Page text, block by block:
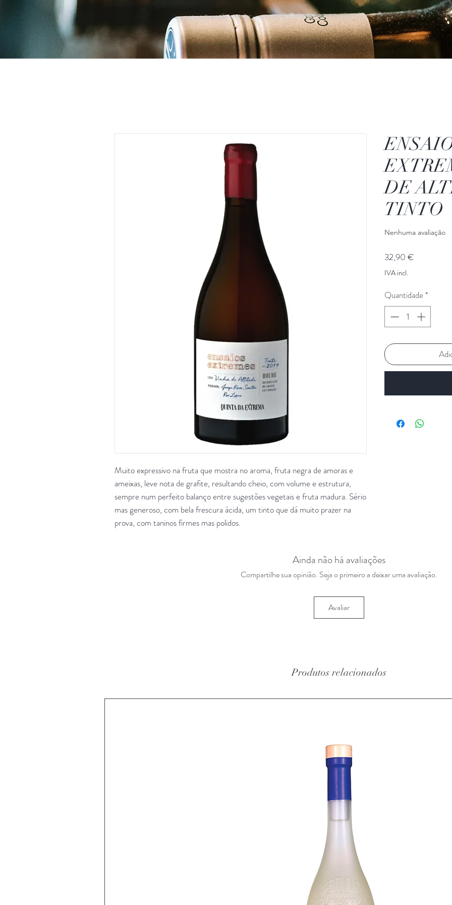
Muito expressivo na fruta que mostra no aroma, fruta negra de amoras e
ameixas, leve nota de grafite, resultando cheio, com volume e estrutura,
sempre num perfeito balanço entre sugestões vegetais e fruta madura. Sério
mas generoso, com bela frescura ácida, um tinto que dá muito prazer na
prova, com taninos firmes mas polidos.
DE
TINTO
Nenhuma avaliação
32,90 €
IVA incl.
Quantidade*
Ainda não há avaliações
Compartilhe sua opinião. Seja o primeiro a deixar uma avaliação.
Avaliar
Produtos relacionados